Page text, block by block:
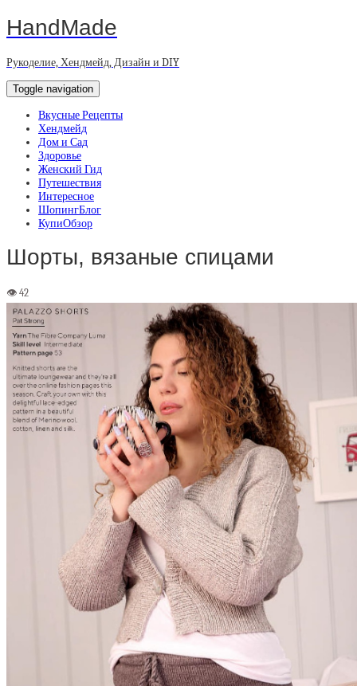
HandMade
Рукоделие, Хендмейд, Дизайн и DIY
Toggle navigation
Вкусные Рецепты
Хендмейд
Дом и Сад
Здоровье
Женский Гид
Путешествия
Интересное
ШопингБлог
КупиОбзор
Шорты, вязаные спицами